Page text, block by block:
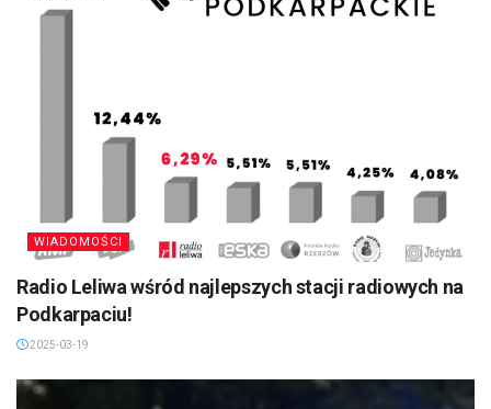
WIADOMOŚCI
Radio Leliwa wśród najlepszych stacji radiowych na
Podkarpaciu!
2025-03-19